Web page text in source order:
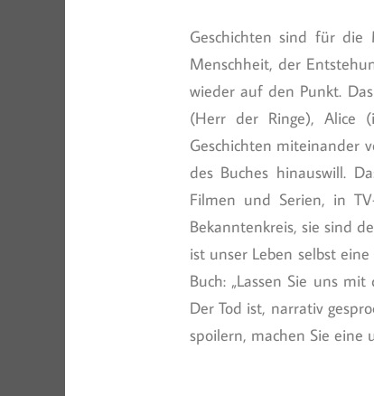
Geschichten sind für die
Menschheit, der
wieder auf den Punkt.
(Herr der Ringe), Alice
Geschichten miteinander
des Buches hinauswill.
Filmen und Serien, in
Bekanntenkreis, sie sind
ist unser Leben selbst
Buch: „Lassen Sie uns
Der Tod ist, narrativ
spoilern, machen Sie eine